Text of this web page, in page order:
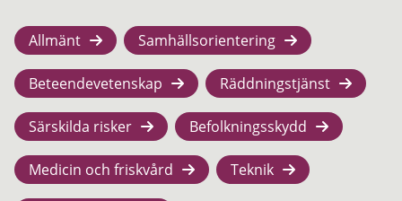
Allmänt Samhällsorientering
Beteendevetenskap Räddningstjänst
Särskilda risker Befolkningsskydd
Medicin och friskvård Teknik